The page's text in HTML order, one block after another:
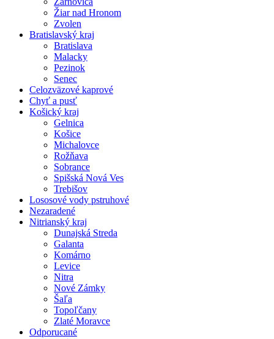
Žiar nad Hronom
Zvolen
Bratislavský kraj
Bratislava
Malacky
Pezinok
Senec
Celozväzové kaprové
Chyť a pusť
Košický kraj
Gelnica
Košice
Michalovce
Rožňava
Sobrance
Spišská Nová Ves
Trebišov
Lososové vody pstruhové
Nezaradené
Nitrianský kraj
Dunajská Streda
Galanta
Komárno
Levice
Nitra
Nové Zámky
Šaľa
Topoľčany
Zlaté Moravce
Odporucané